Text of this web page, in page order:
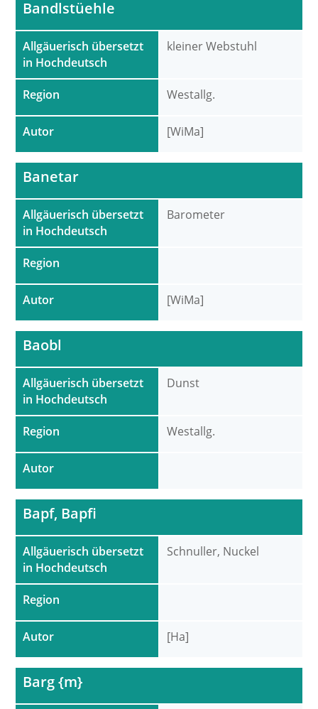
Allgäuerisch übersetzt
in Hochdeutsch
Region
Autor
Bandlstüehle
kleiner Webstuhl
Westallg.
[WiMa]
Allgäuerisch übersetzt
in Hochdeutsch
Region
Autor
Banetar
Barometer
[WiMa]
Allgäuerisch übersetzt
in Hochdeutsch
Region
Autor
Baobl
Dunst
Westallg.
Allgäuerisch übersetzt
in Hochdeutsch
Region
Autor
Bapf, Bapfi
Schnuller, Nuckel
[Ha]
Barg {m}